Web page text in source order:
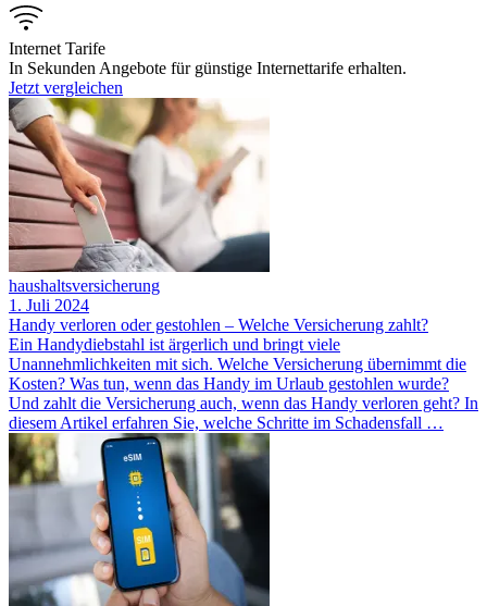
Internet Tarife
In Sekunden Angebote für günstige Internettarife erhalten.
Jetzt vergleichen
haushaltsversicherung
1. Juli 2024
Handy verloren oder gestohlen – Welche Versicherung zahlt?
Ein Handydiebstahl ist ärgerlich und bringt viele
Unannehmlichkeiten mit sich. Welche Versicherung übernimmt die
Kosten? Was tun, wenn das Handy im Urlaub gestohlen wurde?
Und zahlt die Versicherung auch, wenn das Handy verloren geht? In
diesem Artikel erfahren Sie, welche Schritte im Schadensfall …